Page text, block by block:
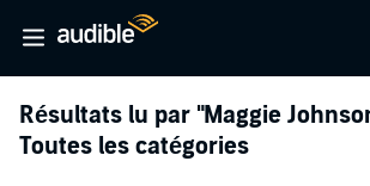
Résultats lu par "Maggie
Toutes les catégories